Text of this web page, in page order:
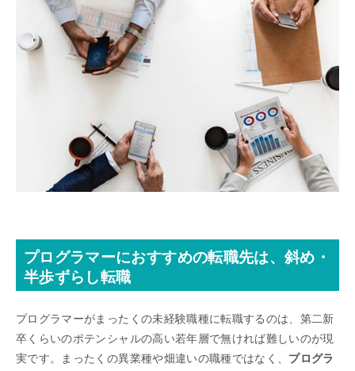
プログラマーにおすすめの転職先は、斜め・
半歩ずらし転職
プログラマーがまったくの未経験職種に転職するのは、第二新
卒くらいのポテンシャルの高い若年層で無ければ難しいのが現
実です。まったくの異業種や畑違いの職種ではなく、 プログラ